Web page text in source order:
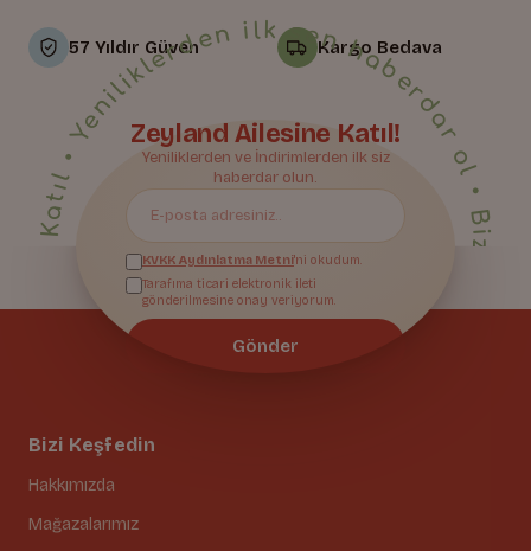
57 Yıldır Güven Kargo Bedava
Bizi Keşfedin
Hakkımızda
Mağazalarımız
Bize Katıl• Yeniliklerden ilk sen haberdar ol • Bize Katıl • Yeniliklerden ilk sen haberdar ol • Bize Katıl • Yeniliklerden ilk sen haberdar ol • Bize Katıl • Yeniliklerden ilk sen haberdar ol • Bize Katıl • Yeniliklerden ilk sen haberdar ol • Bize Katıl • Yeniliklerden ilk sen haberdar ol • Bize Katıl • Yeniliklerden ilk sen haberdar ol • Bize Katıl • Yeniliklerden ilk sen haberdar ol • Bize Katıl • Yeniliklerden ilk sen haberdar ol • Bize Katıl • Yeniliklerden ilk sen haberdar ol • Bize Katıl • Yeniliklerden ilk sen haberdar ol • Bize Katıl • Yeniliklerden ilk sen haberdar ol • Bize Katıl • Yeniliklerden ilk sen haberdar ol • Bize Katıl • Yeniliklerden ilk sen haberdar ol • Bize Katıl • Yeniliklerden ilk sen haberdar ol • Bize Katıl • Yeniliklerden ilk sen haberdar ol • Bize Katıl • Yeniliklerden ilk sen haberdar ol • Bize Katıl • Yeniliklerden ilk sen haberdar ol • Bize Katıl • Yeniliklerden ilk sen haberdar ol •
Zeyland Ailesine Katıl!
Yeniliklerden ve İndirimlerden ilk siz
haberdar olun.
KVKK Aydınlatma Metni'ni okudum.
Tarafıma ticari elektronik ileti
gönderilmesine onay veriyorum.
Gönder